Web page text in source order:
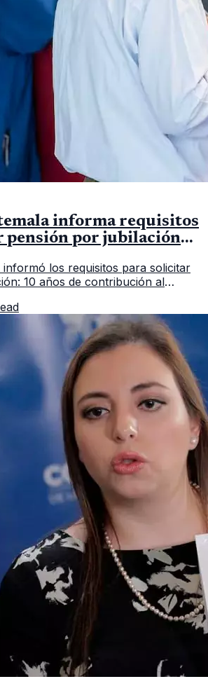
informa requisitos
pensión por jubilación
informó los requisitos para solicitar
10 años de contribución al